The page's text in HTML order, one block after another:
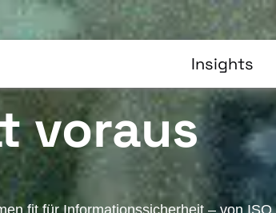
Insights
voraus
fit für Informationssicherheit – von